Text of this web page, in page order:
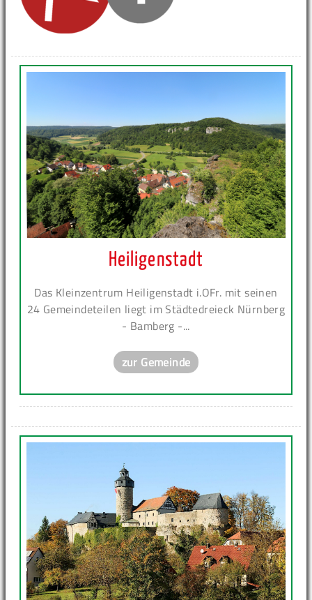
Heiligenstadt
Das Kleinzentrum Heiligenstadt i.OFr. mit seinen
24 Gemeindeteilen liegt im Städtedreieck Nürnberg
- Bamberg -...
zur Gemeinde